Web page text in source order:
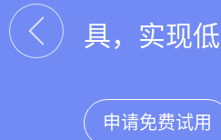
析，打造
申请免费试用
费预警，
申请免费试用
具，实现
申请免费试用
复购转介
申请免费试用